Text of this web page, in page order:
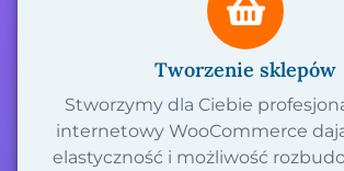
Tworzenie sklepów
Stworzymy dla Ciebie
internetowy WooCommerce
elastyczność i możliwość